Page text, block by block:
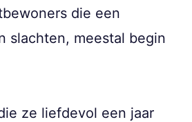
die een
slachten, meestal begin
ze liefdevol een jaar